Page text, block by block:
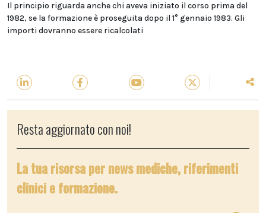
Il principio riguarda anche chi aveva iniziato il corso prima del
1982, se la formazione è proseguita dopo il 1° gennaio 1983. Gli
importi dovranno essere ricalcolati
Resta aggiornato con noi!
La tua risorsa per news mediche, riferimenti
clinici e formazione.